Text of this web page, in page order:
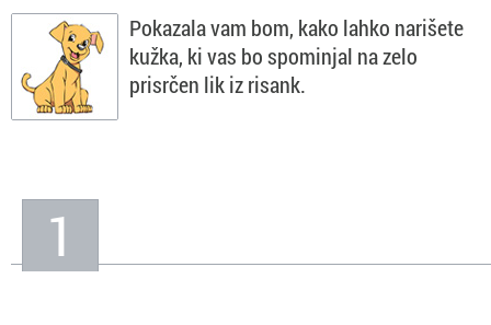
Preverjanje znanja
Sv Sveže teme na forumu
Pokazala vam bom, kako lahko narišete
kužka, ki vas bo spominjal na zelo
prisrčen lik iz risank.
1